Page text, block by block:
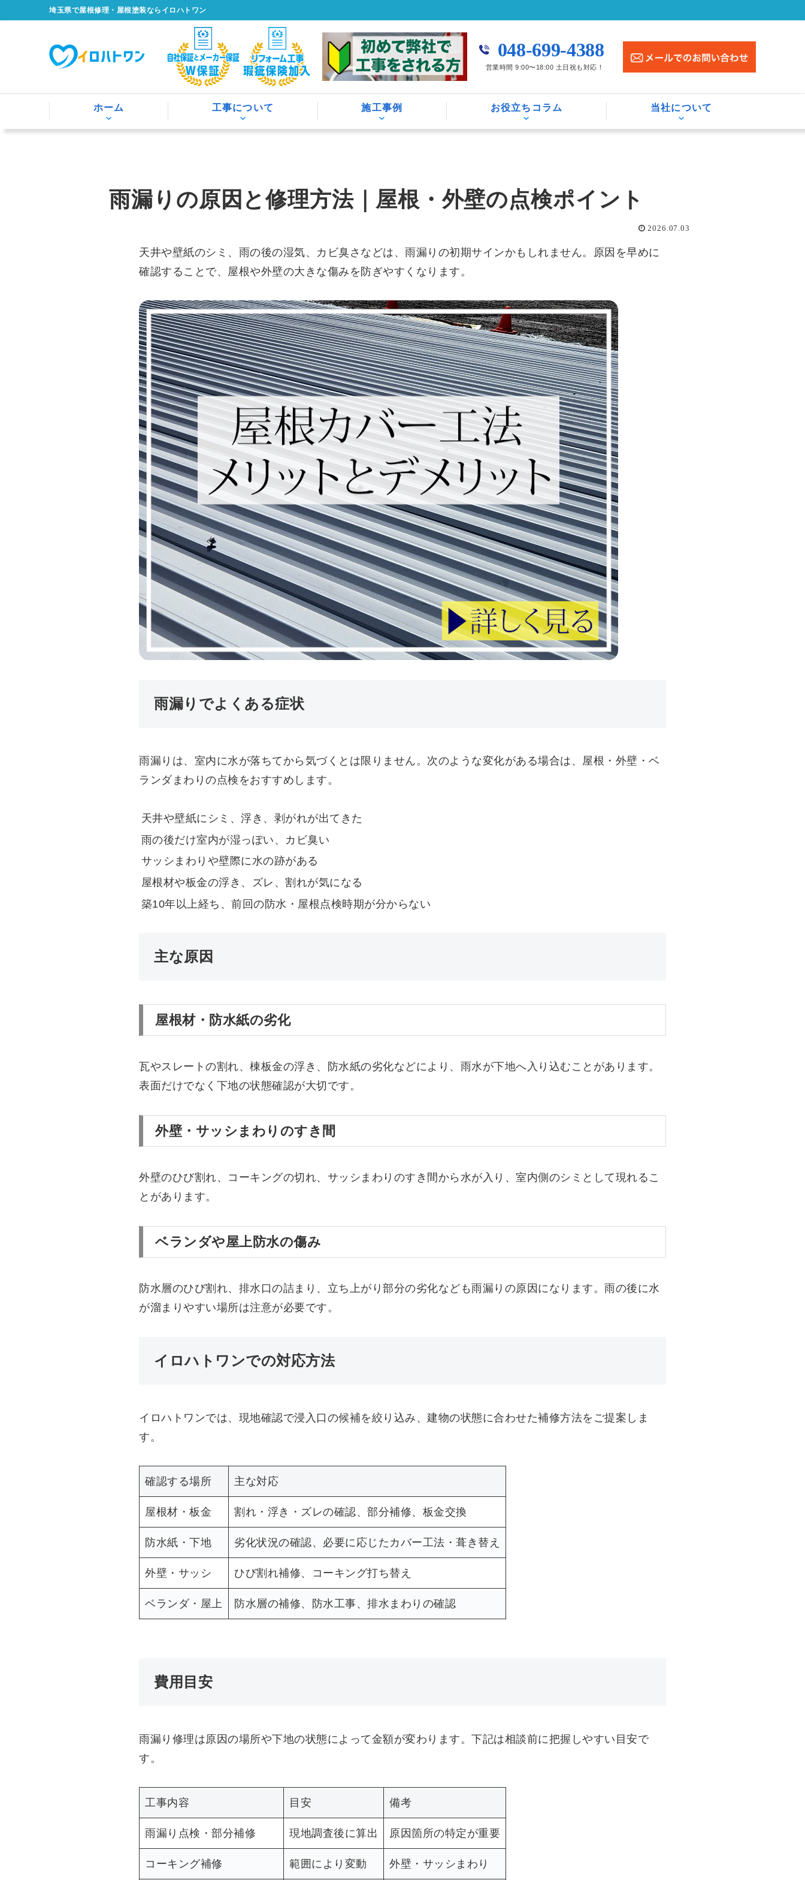
埼玉県で屋根修理・屋根塗装ならイロハトワン
048-699-4388
営業時間 9:00〜18:00 土日祝も対応！
ホーム 工事について 施工事例 お役立ちコラム 当社について
雨漏りの原因と修理方法｜屋根・外壁の点検ポイント
2026.07.03
天井や壁紙のシミ、雨の後の湿気、カビ臭さなどは、雨漏りの初期サインかもしれません。原因を早めに
確認することで、屋根や外壁の大きな傷みを防ぎやすくなります。
雨漏りでよくある症状
雨漏りは、室内に水が落ちてから気づくとは限りません。次のような変化がある場合は、屋根・外壁・ベ
ランダまわりの点検をおすすめします。
天井や壁紙にシミ、浮き、剥がれが出てきた
雨の後だけ室内が湿っぽい、カビ臭い
サッシまわりや壁際に水の跡がある
屋根材や板金の浮き、ズレ、割れが気になる
築10年以上経ち、前回の防水・屋根点検時期が分からない
主な原因
屋根材・防水紙の劣化
瓦やスレートの割れ、棟板金の浮き、防水紙の劣化などにより、雨水が下地へ入り込むことがあります。
表面だけでなく下地の状態確認が大切です。
外壁・サッシまわりのすき間
外壁のひび割れ、コーキングの切れ、サッシまわりのすき間から水が入り、室内側のシミとして現れるこ
とがあります。
ベランダや屋上防水の傷み
防水層のひび割れ、排水口の詰まり、立ち上がり部分の劣化なども雨漏りの原因になります。雨の後に水
が溜まりやすい場所は注意が必要です。
イロハトワンでの対応方法
イロハトワンでは、現地確認で浸入口の候補を絞り込み、建物の状態に合わせた補修方法をご提案しま
す。
確認する場所 主な対応
屋根材・板金 割れ・浮き・ズレの確認、部分補修、板金交換
防水紙・下地 劣化状況の確認、必要に応じたカバー工法・葺き替え
外壁・サッシ ひび割れ補修、コーキング打ち替え
ベランダ・屋上 防水層の補修、防水工事、排水まわりの確認
費用目安
雨漏り修理は原因の場所や下地の状態によって金額が変わります。下記は相談前に把握しやすい目安で
す。
工事内容 目安 備考
雨漏り点検・部分補修 現地調査後に算出 原因箇所の特定が重要
コーキング補修 範囲により変動 外壁・サッシまわり